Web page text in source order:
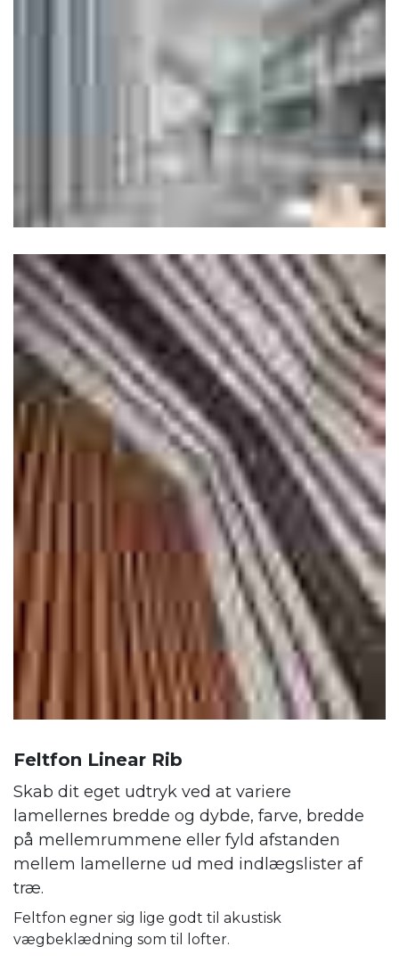
Feltfon Linear Rib
Skab dit eget udtryk ved at variere
lamellernes bredde og dybde, farve, bredde
på mellemrummene eller fyld afstanden
mellem lamellerne ud med indlægslister af
træ.
Feltfon egner sig lige godt til akustisk
vægbeklædning som til lofter.